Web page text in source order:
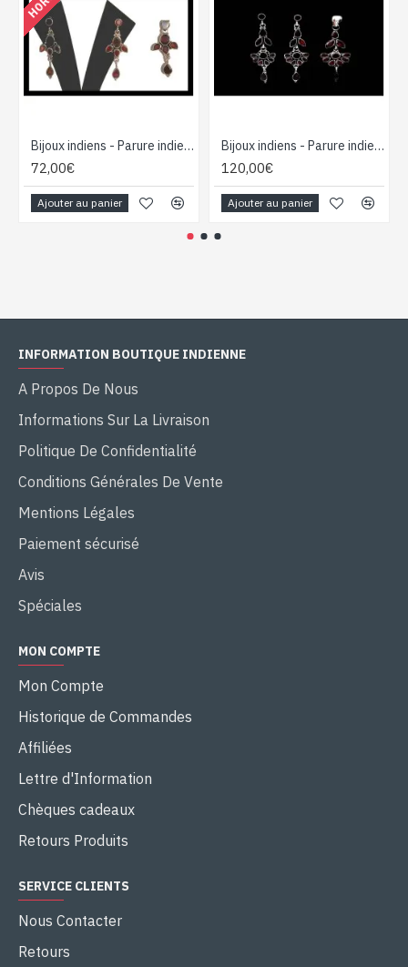
Bijoux indiens - Parure indienne - Grenat
72,00€
Ajouter au panier
Bijoux indiens - Parure indienne - Grenat
120,00€
Ajouter au panier
INFORMATION BOUTIQUE INDIENNE
A Propos De Nous
Informations Sur La Livraison
Politique De Confidentialité
Conditions Générales De Vente
Mentions Légales
Paiement sécurisé
Avis
Spéciales
MON COMPTE
Mon Compte
Historique de Commandes
Affiliées
Lettre d'Information
Chèques cadeaux
Retours Produits
SERVICE CLIENTS
Nous Contacter
Retours